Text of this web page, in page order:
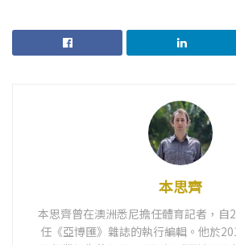
本思齊
本思齊曾在澳洲悉尼擔任體育記者，自
任《亞博匯》雜誌的執行編輯。他於